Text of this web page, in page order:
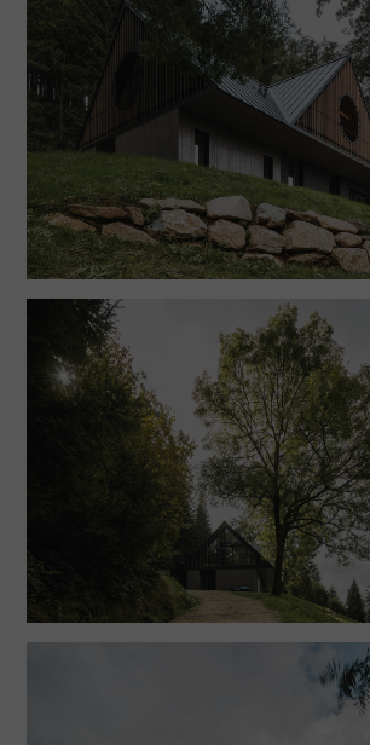
roubení vytvářejícím zápraží,
kamenné podezdívky a dispoziční
takovou chtěli architekti vrátit na
Cílem jejich návrhu bylo vytvořit
atmosféru chalupy, aniž by se
historizujících prvků bez jakékoli
hodnoty. Nesnažili se vměstnat do
objemu soudobé prostorové
naopak – vytvořit soudobou stavbu
tradičních prostorových principů. Ve
zůstala zachována atmosféra
bezpečného, intimního prostoru. Její
následně i měřítko dalších místností
mála dochovaných prvků: trámový
předurčil světlou výšku i celkovou
Díky kombinaci otevíravých a
zůstal zachován rytmus tradiční
interiéru a zároveň se interiér
krajiny.
Právě světnice, s pohodlným
velkým stolem, je srdcem celého
původní chalupy je dále vložen